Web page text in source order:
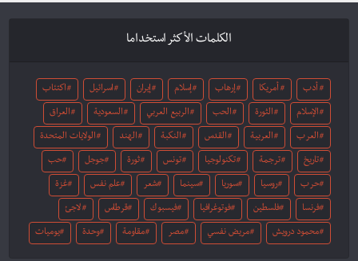
الكلمات الأكثر استخداما
أدب أمريكا إرهاب إسلام إيران اسرائيل اكتئاب
الإسلام الثورة الحب الربيع العربي السعودية العراق
العرب العربية القدس النكبة الهند الولايات المتحدة
تاريخ ترجمة تكنولوجيا تونس ثورة جوجل حب
حرب روسيا سوريا سينما شعر علم نفس غزة
فرنسا فلسطين فوتوغرافيا فيسبوك قرطاس لاجئ
محمود درويش مريض نفسي مصر مقاومة وحدة يوميات